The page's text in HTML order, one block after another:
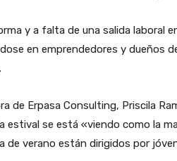
y a falta de una salida laboral
en emprendedores y dueños
de Erpasa Consulting, Priscila
estival se está «viendo como la
de verano están dirigidos por